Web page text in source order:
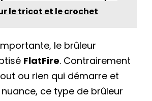
le tricot et le crochet
le brûleur
FlatFire. Contrairement
ou rien qui démarre et
nuance, ce type de brûleur